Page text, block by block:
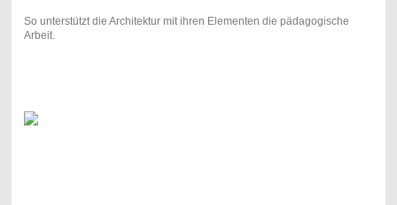
So unterstützt die Architektur mit ihren Elementen die pädagogische
Arbeit.